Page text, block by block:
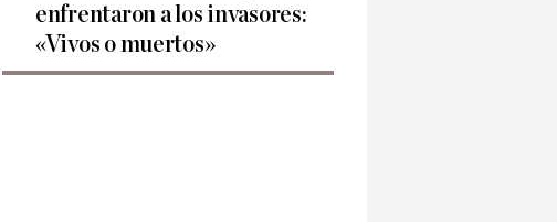
enfrentaron a los invasores:
«Vivos o muertos»